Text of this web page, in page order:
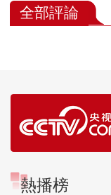
全部評論
熱播榜